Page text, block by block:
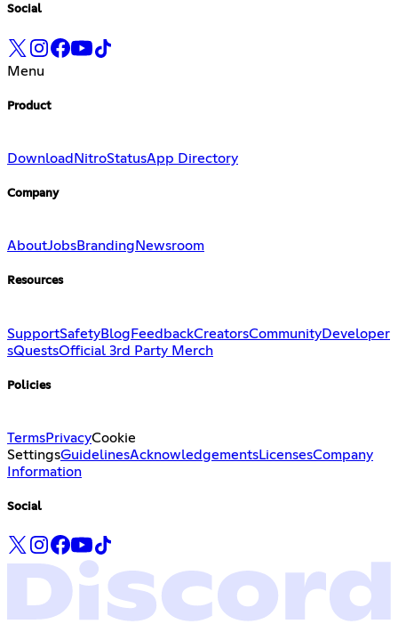
Social
Menu
Product
Download NitroStatusApp Directory
Company
AboutJobsBranding Newsroom
Resources
SupportSafetyBlog FeedbackCreatorsCommunityDeveloper
sQuestsOfficial 3rd Party Merch
Policies
TermsPrivacyCookie
SettingsGuidelinesAcknowledgementsLicensesCompany
Information
Social